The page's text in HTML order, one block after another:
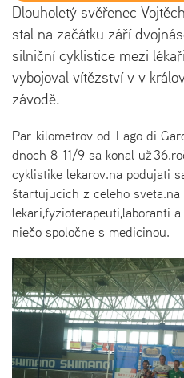
Dlouholetý svěřenec
stal na začátku září
silniční cyklistice mezi
vybojoval vítězství v v
závodě.
Par kilometrov od Lago di
dnoch 8-11/9 sa konal už
cyklistike lekarov.na podujati
štartujucich z celeho
lekari,fyzioterapeuti,laboranti
niečo spoločne s medicinou.